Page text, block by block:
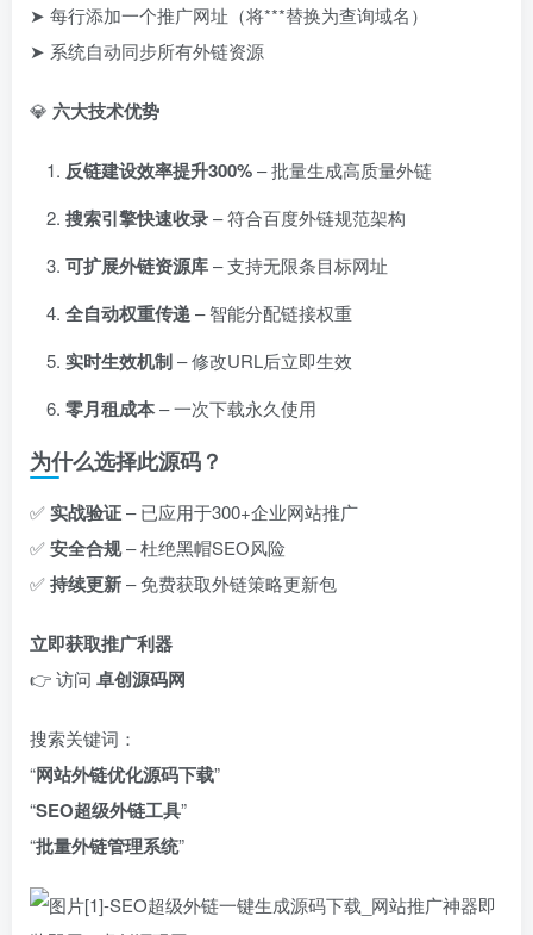
➤ 每行添加一个推广网址（将***替换为查询域名）
➤ 系统自动同步所有外链资源
💎 ​ 六大技术优势
反链建设效率提升300%– 批量生成高质量外链
搜索引擎快速收录– 符合百度外链规范架构
可扩展外链资源库– 支持无限条目标网址
全自动权重传递 – 智能分配链接权重
实时生效机制– 修改URL后立即生效
零月租成本– 一次下载永久使用
为什么选择此源码？
✅ ​实战验证– 已应用于300+企业网站推广
✅ ​安全合规– 杜绝黑帽SEO风险
✅ ​持续更新– 免费获取外链策略更新包
立即获取推广利器
👉 访问 ​ 卓创源码网
搜索关键词：
“网站外链优化源码下载”
“SEO超级外链工具”
“批量外链管理系统”